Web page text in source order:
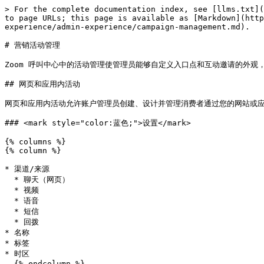
> For the complete documentation index, see [llms.txt](https://library.zoom.com/llms.txt). Markdown versions of documentation pages are available by appending `.md` to page URLs; this page is available as [Markdown](https://library.zoom.com/technical-library/zh/shang-ye-ban-fu-wu/zoom-contact-center/zoom-customer-experience/admin-experience/campaign-management.md).

# 营销活动管理

Zoom 呼叫中心中的活动管理使管理员能够自定义入口点和互动邀请的外观，使消费者可以通过网页或应用内联系点，或通过外拨触达与您的呼叫中心建立联系。

## 网页和应用内活动

网页和应用内活动允许账户管理员创建、设计并管理消费者通过您的网站或应用联系呼叫中心的方式。在创建活动期间，以下设置可配置。

### <mark style="color:蓝色;">设置</mark>

{% columns %}
{% column %}

* 渠道/来源
  * 聊天（网页）
  * 视频
  * 语音
  * 短信
  * 回拨
* 名称
* 标签
* 时区
  {% endcolumn %}

{% column %}

* Flow
* 描述（可选）
* 开始日期
* 结束日期（可选）
* 语言
  * 单一语言
  * 多种语言
  * [支持的语言](/technical-library/zh/shang-ye-ban-fu-wu/zoom-contact-center/zoom-customer-experience/overview/zoom-contact-center-features.md#language-support)
    {% endcolumn %}
    {% endcolumns %}

### <mark style="color:蓝色;">邀请</mark>

* 默认邀请
* 自定义邀请
  * 名称
  * 按钮大小（像素）
  * 图标形状（支持自定义）
  * 圆角半径
  * 字体
  * 文本
  * 位置

<div data-with-frame="true"><figure><img src="https://lh7-rt.googleusercontent.com/docsz/AD_4nXerYsDPfp6r7se6mw_TbUkgjdxQYBJZjDRkyJ2Xn-_FaL5EUgsC1JaEaYJoNfoy2Y_K4y6yGrWB5o-KzE3T59GTgKw5y0JLQZI1kRwT-YEprfuAcBAX94MMMVPp_nYYir7vN8-tfg?key=KRgQ_4ail54dHZXUquLpIw" alt="" width="563"><figcaption></figcaption></figure></div>

### <mark style="color:蓝色;">活动位置</mark>

* 所有互动位置
* 自定义位置
  * 通过页面 URL/查询字符串定义
  * 通过正则表达式定义

<div align="center" data-with-frame="true"><figure><img src="https://lh7-rt.googleusercontent.com/docsz/AD_4nXcsggeXeC4LKPEF0VsT5Ath-z6xScEaPOJTUUH2Xe5Jnzg943oS8LEc1IqIKpmSlGZHa7njwOwfZ-uRyLXvu_4LCqrnOZIuG9wahyOvlJg8RXQuLdCQTIxRoSwLSbT2LeUXafwSPg?key=KRgQ_4ail54dHZXUquLpIw" alt="" width="563"><figcaption></figcaption></figure></div>

### <mark style="color:蓝色;">网页聊天的互动窗口</mark>

* 默认主题
* 自定义互动窗口
  * 名称
  * 描述（可选）
  * 窗口高度
  * 启用“下载转写文字”
  * 启用“电子邮件转写文字”
  * 标题栏图标
  * 图标大小
  * 背景和图标颜色
  * 发送消息字体
  * 可调整颜色用于：
    * 消费者消息
    * 品牌消息
    * 快速回复按钮
    * 行动号召按钮
    * 知识库卡片
  * 快速回复按钮对齐
    * 堆叠
    * 内联
    * 全宽

<div data-with-frame="true"><figure><img src="https://lh7-rt.googleusercontent.com/docsz/AD_4nXcIqu7387zAd2v7-msQqSXlLTxdtvUbDrphjvE9de1wJ6c1eQ48qdYAwgoF_B9UfJuFmxD-809yc0kTOZ5tE_t4g4H5uQYVxQqK5580scxsvDdk1XVIoCsCYKLVnuwN22-m38ohVg?key=KRgQ_4ail54dHZXUquLpIw" alt="" width="375"><figcaption></figcaption></figure></div>

### <mark style="color:蓝色;">定位</mark>

* 选择该活动将显示的设备
  * 桌面
  * 平板电脑
  * 移动设备
* HTML 语言属性定位

### <mark style="color:蓝色;">语音呼叫</mark>

* 分配一个电话号码供消费者呼叫
  * 在邀请中显示电话号码
* 指定向消费者显示语音选项的设备
  * 桌面
  * 移动设备

### <mark style="color:蓝色;">短信消息</mark>

* 分配一个电话号码供消费者发送短信消息
  * 在邀请中显示电话号码
* 指定向消费者显示语音选项的设备
  * 桌面
  * 移动设备

## 外拨活动

Zoom 呼叫中心包括一个内置的外拨拨号引擎，使管理员和呼叫中心经理无需离开 Zoom 平台，就能运行主动语音活动——从高接触式坐席触达到完全自动化通知皆可。Zoom 呼叫中心提供三种原生拨号模式（预览、渐进式和无坐席），分别适用于不同的使用场景和互动量。本节将说明每种模式的工作方式、如何选择合适的模式，以及在为合规性、拨号节奏和联系人管理配置活动时需要考虑的事项。

<div data-with-frame="true"><figure><img src="/files/a1bdf9f25df9be3fd49f548a0745f6a4b6b72d25" alt=""><figcaption></figcaption></figure></div>

### <mark style="color:蓝色;">外拨拨号的工作原理</mark>

外拨拨号器不是由坐席手动逐个拨打电话，而是基于联系人列表运行；联系人列表是经过整理的客户记录集合，每条记录包含一个或多个电话号码。您将联系人列表与活动关联，活动定义谁会被呼叫、何时呼叫以及如何呼叫。

活动可持续运行或基于有限列表运行，遵循考虑时区的呼叫窗口，并在联系人级别跟踪结果，以便系统知道何时重试、跳过或将记录标记为完成。

### <mark style="color:蓝色;">拨号模式</mark>

Zoom 呼叫中心提供三种原生拨号模式。选择合适的模式取决于是否需要人工坐席参与，以及您希望对拨号节奏拥有多少控制。

#### 预览拨号器

该 **预览拨号器** 为需要坐席充分准备的高接触式触达而设计。在发起任何呼叫之前，系统会向坐席展示联系人的详细信息。活动可配置为在预览计时器到期后自动拨号，或要求坐席手动发起呼叫。如果活动配置允许，坐席还可以跳过该联系人并继续下一条记录。这使预览拨号器非常适合：

* 上下文至关重要的账户管理或续约呼叫
* 需要个性化对话的敏感触达
* 呼叫质量比呼叫量更重要的场景

如需逐步指导，请参阅 [预览拨号器配置指南](https://support.zoom.com/hc/en/article?id=zm_kb\&sysparm_article=KB0078711).

#### 渐进式拨号器

该 **渐